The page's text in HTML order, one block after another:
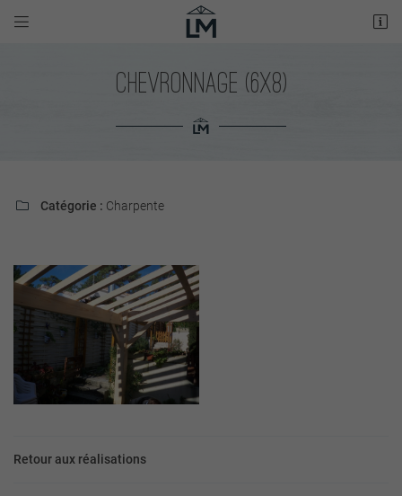
 
 Adresse email de réception
 Recopier le code ci-contre
Rafraîchir le captcha
CHEVRONNAGE (6X8)
 Catégorie : Charpente
Retour aux réalisations